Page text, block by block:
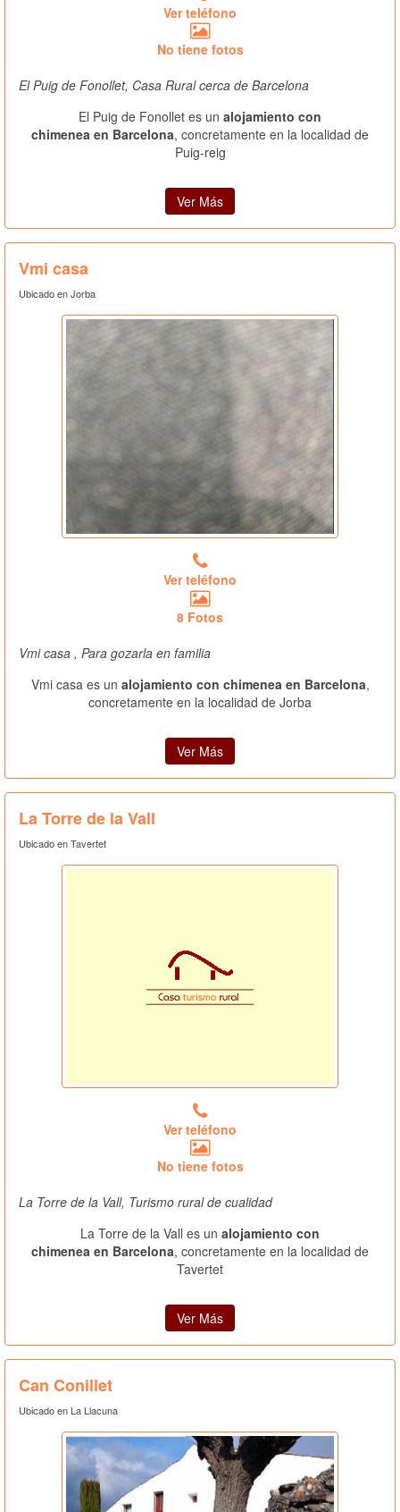
Ver teléfono
No tiene fotos
El Puig de Fonollet, Casa Rural cerca de Barcelona
El Puig de Fonollet es un alojamiento con
chimenea en Barcelona, concretamente en la localidad de
Puig-reig
Ver Más
Vmi casa
Ubicado en Jorba
Ver teléfono
8 Fotos
Vmi casa , Para gozarla en familia
Vmi casa es un alojamiento con chimenea en Barcelona,
concretamente en la localidad de Jorba
Ver Más
La Torre de la Vall
Ubicado en Tavertet
Ver teléfono
No tiene fotos
La Torre de la Vall, Turismo rural de cualidad
La Torre de la Vall es un alojamiento con
chimenea en Barcelona, concretamente en la localidad de
Tavertet
Ver Más
Can Conillet
Ubicado en La Llacuna